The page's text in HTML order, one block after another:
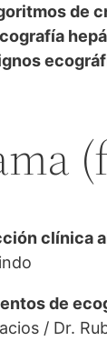
de
clínica
de
/ Dr.